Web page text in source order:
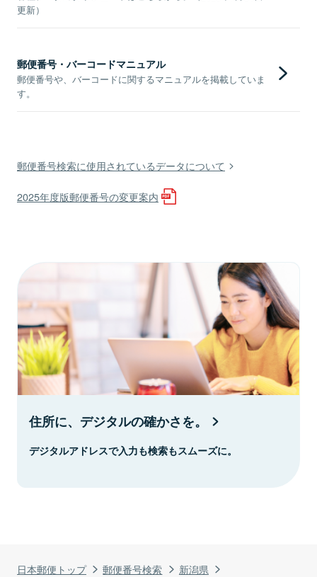
日本郵便トップ 郵便番号検索
新潟県
更新）
郵便番号・バーコードマニュアル
郵便番号や、バーコードに関するマニュアルを掲載していま
す。
郵便番号検索に使用されているデータについて
2025年度版郵便番号の変更案内
住所に、デジタルの確かさを。
デジタルアドレスで入力も検索もスムーズに。